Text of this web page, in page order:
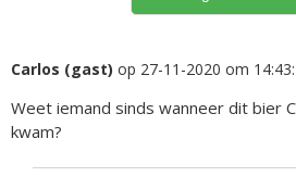
Carlos (gast) op 27-11-2020 om
Weet iemand sinds wanneer dit bier
kwam?